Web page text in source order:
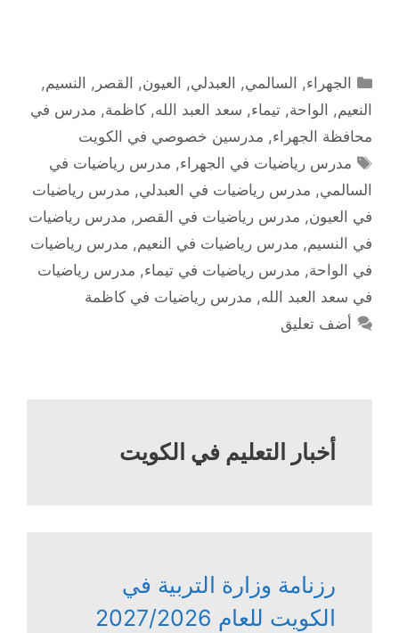
التصنيفات
الجهراء, السالمي, العبدلي, العيون, القصر , النسيم,
النعيم, الواحة, تيماء, سعد العبد الله, كاظمة, مدرس في
محافظة الجهراء, مدرسين خصوصي في الكويت
الوسوم
مدرس رياضيات في الجهراء, مدرس رياضيات في
السالمي, مدرس رياضيات في العبدلي, مدرس رياضيات
في العيون, مدرس رياضيات في القصر , مدرس رياضيات
في النسيم, مدرس رياضيات في النعيم, مدرس رياضيات
في الواحة, مدرس رياضيات في تيماء, مدرس رياضيات
في سعد العبد الله, مدرس رياضيات في كاظمة
أضف تعليق
أخبار التعليم في الكويت
رزنامة وزارة التربية في
الكويت للعام 2027/2026